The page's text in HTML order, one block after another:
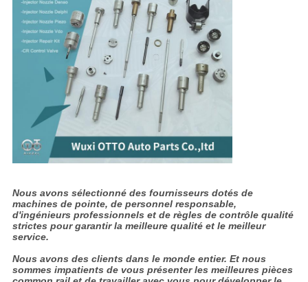
Nous avons sélectionné des fournisseurs dotés de
machines de pointe, de personnel responsable,
d'ingénieurs professionnels et de règles de contrôle qualité
strictes pour garantir la meilleure qualité et le meilleur
service.
Nous avons des clients dans le monde entier. Et nous
sommes impatients de vous présenter les meilleures pièces